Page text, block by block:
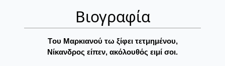
Βιογραφία
Tου Mαρκιανού τω ξίφει τετμημένου,
Nίκανδρος είπεν, ακόλουθός ειμί σοι.